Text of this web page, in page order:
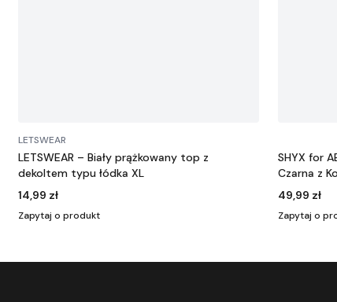
LETSWEAR
LETSWEAR – Biały prążkowany top z
dekoltem typu łódka XL
14,99 zł
Zapytaj o produkt
SHYX for
Czarna z
49,99 zł
Zapytaj o